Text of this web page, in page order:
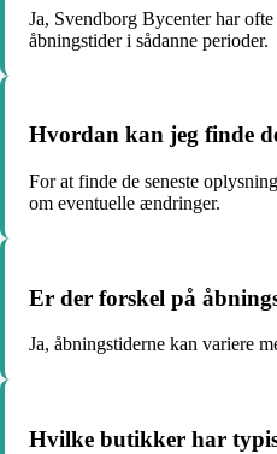
Ja, Svendborg Bycenter har
åbningstider i sådanne perioder.
Hvordan kan jeg finde
For at finde de seneste
om eventuelle ændringer.
Er der forskel på
Ja, åbningstiderne kan variere
Hvilke butikker har